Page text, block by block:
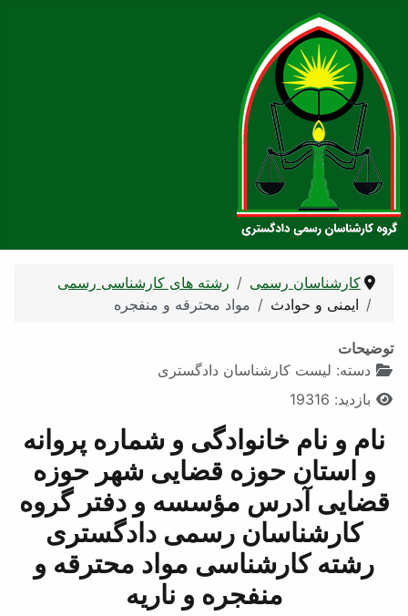
کارشناسان رسمی
رشته های کارشناسی رسمی
ایمنی و حوادث
مواد محترقه و منفجره
توضیحات
دسته: لیست کارشناسان دادگستری
بازدید: 19316
نام و نام خانوادگی و شماره پروانه
و استان حوزه قضایی شهر حوزه
قضایی آدرس مؤسسه و دفتر گروه
کارشناسان رسمی دادگستری
رشته کارشناسی مواد محترقه و
منفجره و ناریه